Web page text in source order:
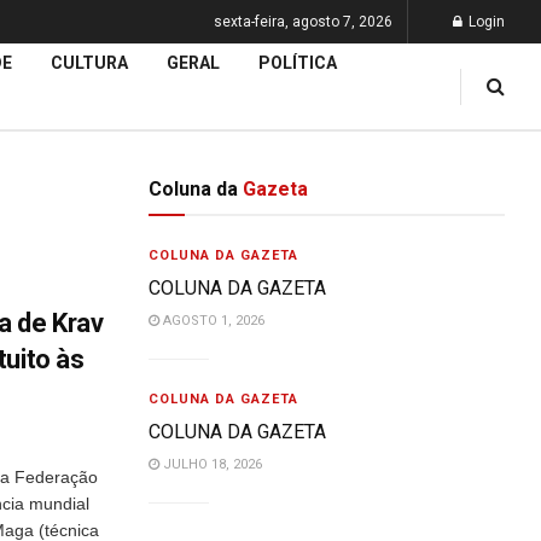
sexta-feira, agosto 7, 2026 Login
CULTURA GERAL POLÍTICA
de Krav
às
Federação
mundial
(técnica
Coluna da Gazeta
COLUNA DA GAZETA
COLUNA DA GAZETA
AGOSTO 1, 2026
COLUNA DA GAZETA
COLUNA DA GAZETA
JULHO 18, 2026